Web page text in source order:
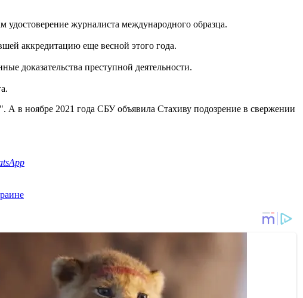
журналиста международного образца.
аккредитацию еще весной этого года.
доказательства преступной деятельности.
в ноябре 2021 года СБУ объявила Стахиву подозрение в свержении